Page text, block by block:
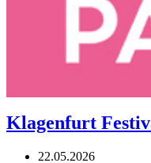
Klagenfurt
22.05.2026